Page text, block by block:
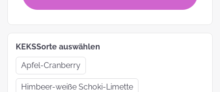
KEKSSorte auswählen
Apfel-Cranberry
Himbeer-weiße Schoki-Limette